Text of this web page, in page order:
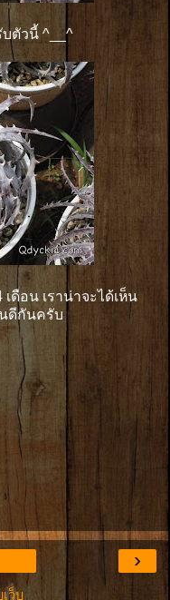
ตัวนี้ ^__^
อน เราน่าจะได้เห็น
ดีกันครับ
›
ว็บ